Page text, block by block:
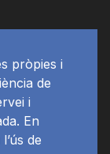
pròpies i
de
i
En
de